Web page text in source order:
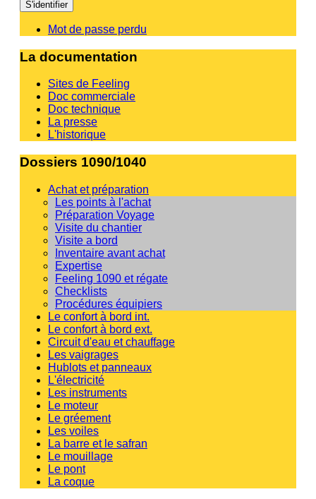
S'identifier
Mot de passe perdu
La documentation
Sites de Feeling
Doc commerciale
Doc technique
La presse
L'historique
Dossiers 1090/1040
Achat et préparation
Les points à l'achat
Préparation Voyage
Visite du chantier
Visite a bord
Inventaire avant achat
Expertise
Feeling 1090 et régate
Checklists
Procédures équipiers
Le confort à bord int.
Le confort à bord ext.
Circuit d'eau et chauffage
Les vaigrages
Hublots et panneaux
L'électricité
Les instruments
Le moteur
Le gréement
Les voiles
La barre et le safran
Le mouillage
Le pont
La coque